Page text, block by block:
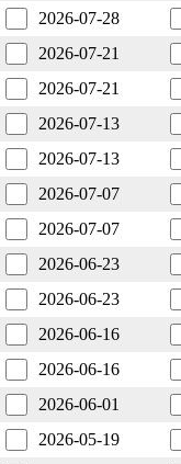
2026-07-28
2026-07-21
2026-07-21
2026-07-13
2026-07-13
2026-07-07
2026-07-07
2026-06-23
2026-06-23
2026-06-16
2026-06-16
2026-06-01
2026-05-19